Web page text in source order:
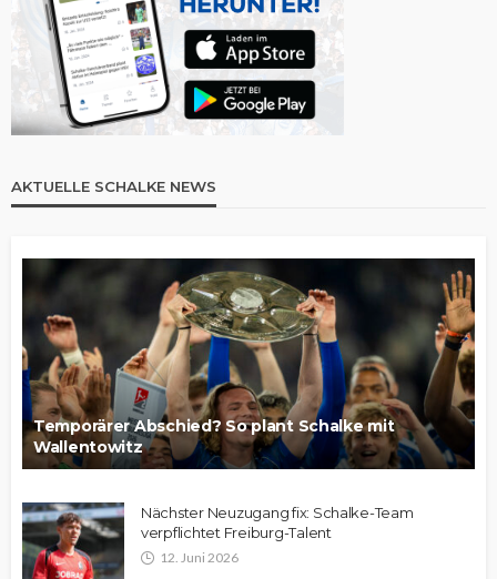
AKTUELLE SCHALKE NEWS
Temporärer Abschied? So plant Schalke mit
Wallentowitz
Nächster Neuzugang fix: Schalke-Team
verpflichtet Freiburg-Talent
12. Juni 2026